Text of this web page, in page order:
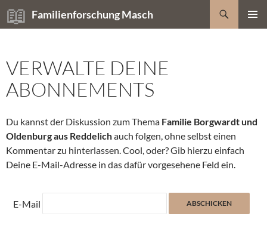
Zum
Inhalt
Familienforschung Masch
Suchen
VERWALTE DEINE
ABONNEMENTS
Du kannst der Diskussion zum Thema Familie Borgwardt und
Oldenburg aus Reddelichauch folgen, ohne selbst einen
Kommentar zu hinterlassen. Cool, oder? Gib hierzu einfach
Deine E-Mail-Adresse in das dafür vorgesehene Feld ein.
E-Mail